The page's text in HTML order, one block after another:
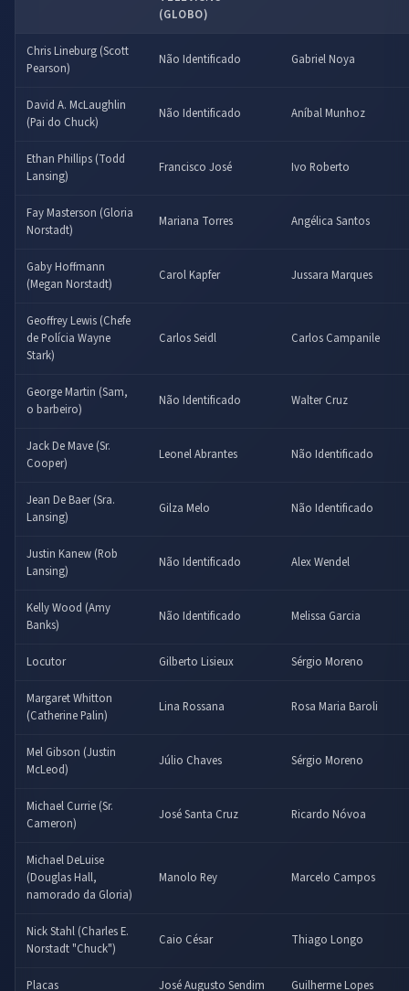
(GLOBO)
Chris Lineburg (Scott
Pearson)
Não Identificado Gabriel Noya
David A. McLaughlin
(Pai do Chuck)
Não Identificado Aníbal Munhoz
Ethan Phillips (Todd
Lansing)
Francisco José Ivo Roberto
Fay Masterson (Gloria
Norstadt)
Mariana Torres Angélica Santos
Gaby Hoffmann
(Megan Norstadt)
Carol Kapfer Jussara Marques
Geoffrey Lewis (Chefe
de Polícia Wayne
Stark)
Carlos Seidl Carlos Campanile
George Martin (Sam,
o barbeiro)
Não Identificado Walter Cruz
Jack De Mave (Sr.
Cooper)
Leonel Abrantes Não Identificado
Jean De Baer (Sra.
Lansing)
Gilza Melo Não Identificado
Justin Kanew (Rob
Lansing)
Não Identificado Alex Wendel
Kelly Wood (Amy
Banks)
Não Identificado Melissa Garcia
Locutor Gilberto Lisieux Sérgio Moreno
Margaret Whitton
(Catherine Palin)
Lina Rossana Rosa Maria Baroli
Mel Gibson (Justin
McLeod)
Júlio Chaves Sérgio Moreno
Michael Currie (Sr.
Cameron)
José Santa Cruz Ricardo Nóvoa
Michael DeLuise
(Douglas Hall,
namorado da Gloria)
Manolo Rey Marcelo Campos
Nick Stahl (Charles E.
Norstadt "Chuck")
Caio César Thiago Longo
Placas José Augusto Sendim Guilherme Lopes